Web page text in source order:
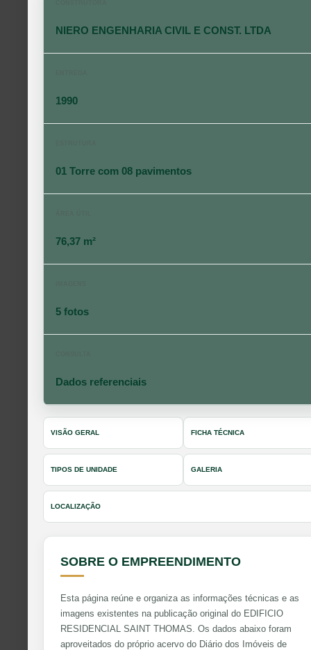
NIERO ENGENHARIA CIVIL E CONST. LTDA
1990
01 Torre com 08 pavimentos
76,37 m²
5 fotos
Dados referenciais
VISÃO GERAL FICHA TÉCNICA
TIPOS DE UNIDADE GALERIA
LOCALIZAÇÃO
SOBRE O EMPREENDIMENTO
Esta página reúne e organiza as informações técnicas e as
imagens existentes na publicação original do EDIFICIO
RESIDENCIAL SAINT THOMAS. Os dados abaixo foram
aproveitados do próprio acervo do Diário dos Imóveis de